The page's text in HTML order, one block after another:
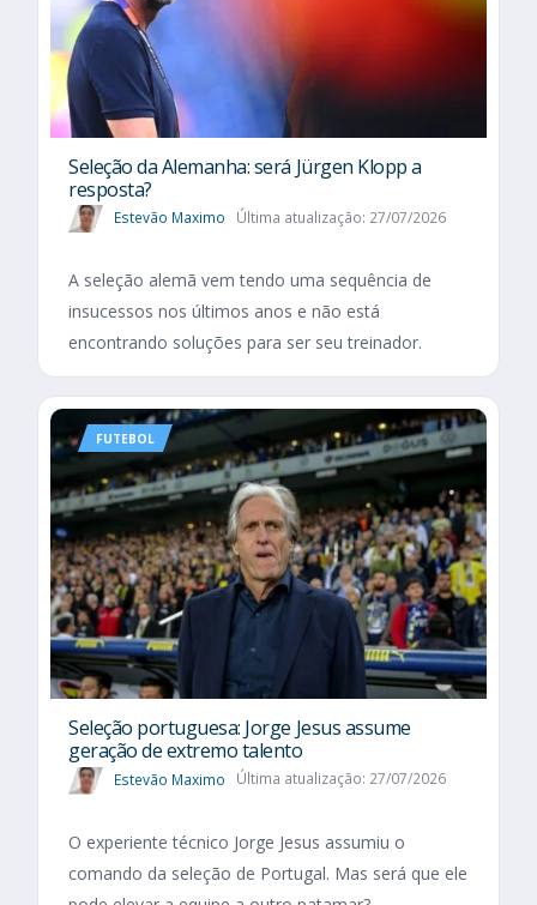
Seleção da Alemanha: será Jürgen Klopp a
resposta?
Estevão Maximo Última atualização: 27/07/2026
A seleção alemã vem tendo uma sequência de
insucessos nos últimos anos e não está
encontrando soluções para ser seu treinador.
FUTEBOL
Seleção portuguesa: Jorge Jesus assume
geração de extremo talento
Estevão Maximo Última atualização: 27/07/2026
O experiente técnico Jorge Jesus assumiu o
comando da seleção de Portugal. Mas será que ele